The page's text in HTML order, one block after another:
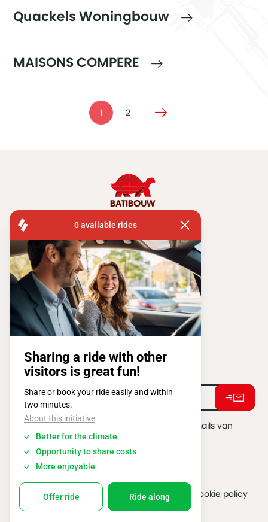
Quackels Woningbouw
MAISONS COMPERE
1 2
FISA OPERATIONS
ATOMIUMSQUARE, 1 PB 505
1020 BRUSSEL
Tel:+ 32 2 663 14 01
Stay connected !
Ik ga akkoord met het ontvangen van e-mails van
BATIBOUW.*
Algemene gebruiksvoorwaarden
Cookie policy